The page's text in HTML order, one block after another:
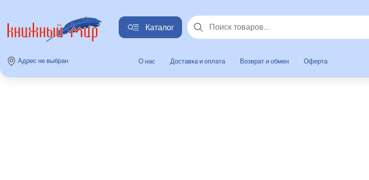
Каталог Найти
Адрес не выбран О нас Доставка и оплата Возврат и обмен Оферта